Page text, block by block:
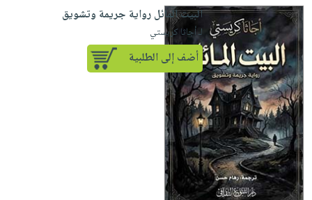
البيت المائل رواية جريمة وتشويق
لـ أجاثا كريستي
أضف إلى الطلبية